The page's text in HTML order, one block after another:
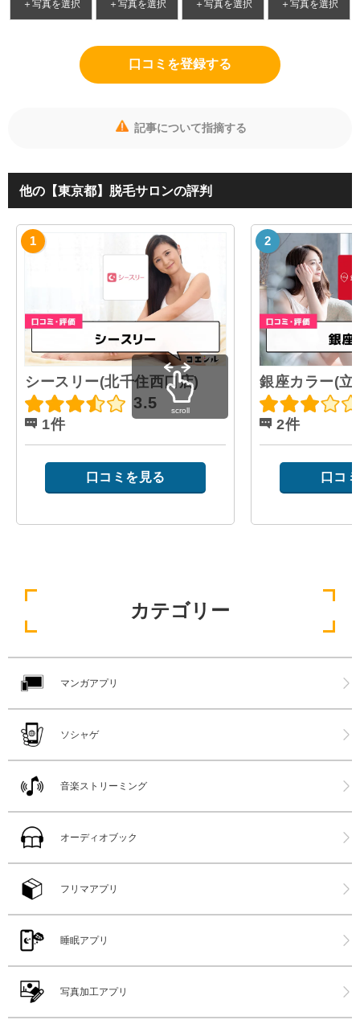
＋写真を選択 ＋写真を選択 ＋写真を選択 ＋写真を選択
口コミを登録する
記事について指摘する
他の【東京都】脱毛サロンの評判
シースリー(北千住西口店)
3.5
1件
口コミを見る
銀座カラー(立
2件
口コ
scroll
カテゴリー
マンガアプリ
ソシャゲ
音楽ストリーミング
オーディオブック
フリマアプリ
睡眠アプリ
写真加工アプリ